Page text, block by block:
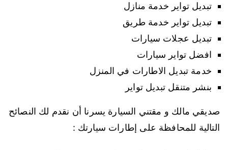
تبديل تواير خدمة منازل
تبديل تواير خدمة طريق
تبديل عجلات سيارات
افضل تواير سيارات
خدمة تبديل الاطارات في المنزل
بنشر متنقل تبديل تواير
صديقي مالك و مقتني السيارة يسرنا أن نقدم لك النصائح
التالية للمحافظة على إطارات سيارتك :